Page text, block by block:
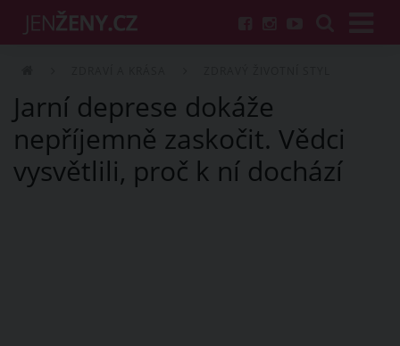
Jarní deprese dokáže
nepříjemně zaskočit. Vědci
vysvětlili, proč k ní dochází